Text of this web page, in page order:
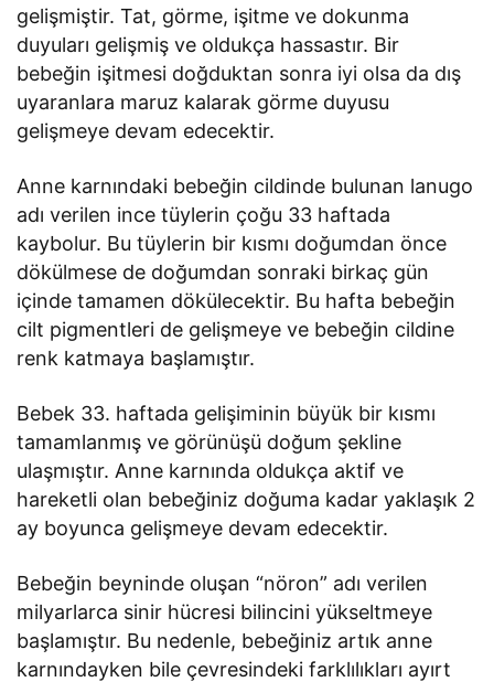
gelişmiştir. Tat, görme, işitme ve dokunma
duyuları gelişmiş ve oldukça hassastır. Bir
bebeğin işitmesi doğduktan sonra iyi olsa da dış
uyaranlara maruz kalarak görme duyusu
gelişmeye devam edecektir.
Anne karnındaki bebeğin cildinde bulunan lanugo
adı verilen ince tüylerin çoğu 33 haftada
kaybolur. Bu tüylerin bir kısmı doğumdan önce
dökülmese de doğumdan sonraki birkaç gün
içinde tamamen dökülecektir. Bu hafta bebeğin
cilt pigmentleri de gelişmeye ve bebeğin cildine
renk katmaya başlamıştır.
Bebek 33. haftada gelişiminin büyük bir kısmı
tamamlanmış ve görünüşü doğum şekline
ulaşmıştır. Anne karnında oldukça aktif ve
hareketli olan bebeğiniz doğuma kadar yaklaşık 2
ay boyunca gelişmeye devam edecektir.
Bebeğin beyninde oluşan “nöron” adı verilen
milyarlarca sinir hücresi bilincini yükseltmeye
başlamıştır. Bu nedenle, bebeğiniz artık anne
karnındayken bile çevresindeki farklılıkları ayırt